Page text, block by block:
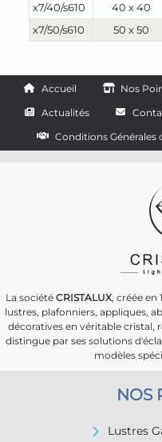
x7/40/s610
40 x 40
x7/50/s610
50 x 50
Accueil Nos
Actualités
Conditions Générales
La société CRISTALUX, créée en
lustres, plafonniers, appliques,
décoratives en véritable cristal,
distingue par ses solutions
modèles
NOS
Lustres